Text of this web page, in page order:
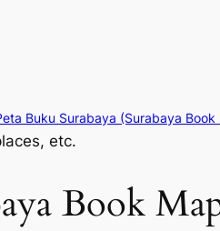
Buku Surabaya (Surabaya Book
etc.
Book